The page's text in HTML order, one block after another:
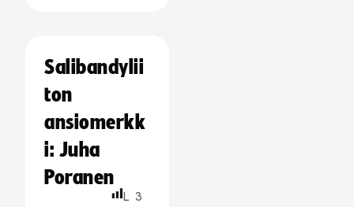
Salibandylii
ton
ansiomerkk
i: Juha
Poranen
L 3